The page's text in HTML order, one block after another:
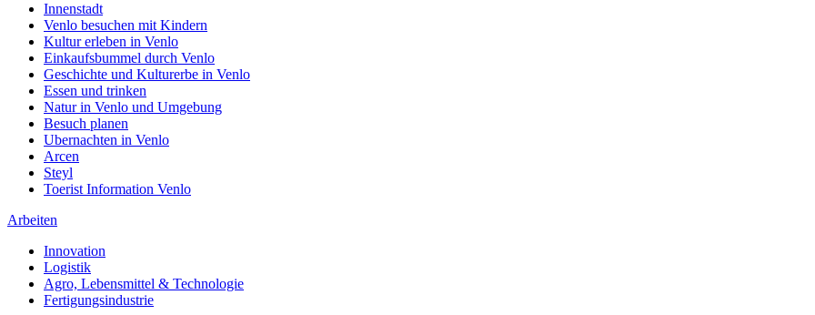
Innenstadt
Venlo besuchen mit Kindern
Kultur erleben in Venlo
Einkaufsbummel durch Venlo
Geschichte und Kulturerbe in Venlo
Essen und trinken
Natur in Venlo und Umgebung
Besuch planen
Ubernachten in Venlo
Arcen
Steyl
Toerist Information Venlo
Arbeiten
Innovation
Logistik
Agro, Lebensmittel & Technologie
Fertigungsindustrie